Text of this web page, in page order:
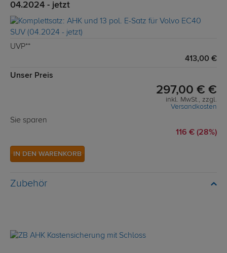
04.2024 - jetzt
UVP**
413,00 €
Unser Preis
297,00 € €
inkl. MwSt., zzgl.
Versandkosten
Sie sparen
116 € (28%)
IN DEN WARENKORB
Zubehör